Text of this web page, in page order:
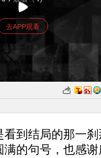
去APP观看
看到结局的那一
满的句号，也感